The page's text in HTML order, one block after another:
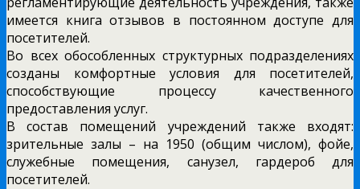
имеется книга отзывов в постоянном доступе для
посетителей.
Во всех обособленных структурных подразделениях
созданы комфортные условия для посетителей,
способствующие процессу качественного
предоставления услуг.
В состав помещений учреждений также входят:
зрительные залы – на 1950 (общим числом), фойе,
служебные помещения, санузел, гардероб для
посетителей.